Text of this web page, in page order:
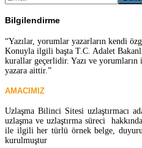
Bilgilendirme
“Yazılar, yorumlar yazarların kendi
Konuyla ilgili başta T.C. Adalet
kurallar geçerlidir. Yazı ve
yazara aittir.”
AMACIMIZ
Uzlaşma Bilinci Sitesi uzlaştırmacı
uzlaşma ve uzlaştırma süreci
ile ilgili her türlü örnek belge,
kurulmuştur